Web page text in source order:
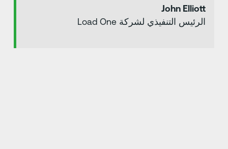
John Elliott
الرئيس التنفيذي لشركة Load One